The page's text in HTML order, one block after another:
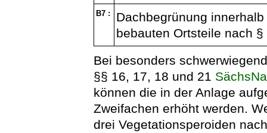
B7 :
Dachbegrünung
bebauten Ortsteile nach
Bei besonders
§§ 16, 17, 18 und 21
können die in der Anlage
Zweifachen erhöht werden.
drei Vegetationsperoiden